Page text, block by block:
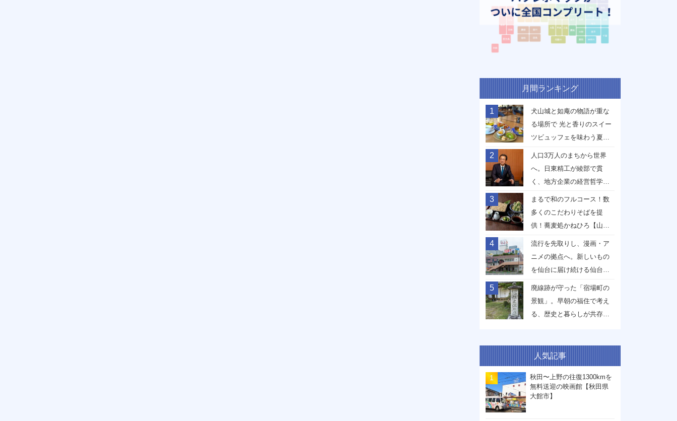
月間ランキング
1
犬山城と如庵の物語が重な
る場所で 光と香りのスイー
ツビュッフェを味わう夏
2
人口3万人のまちから世界
へ。日東精工が綾部で貫
く、地方企業の経営哲学
【京都府綾部市】
3
まるで和のフルコース！数
多くのこだわりそばを提
供！蕎麦処かねひろ【山形
県山形市】
4
流行を先取りし、漫画・ア
ニメの拠点へ。新しいもの
を仙台に届け続ける仙台駅
前イービーンズ【宮城県仙
台市】
5
廃線跡が守った「宿場町の
景観」。早朝の福住で考え
る、歴史と暮らしが共存す
人気記事
秋田〜上野の往復1300kmを
無料送迎の映画館【秋田県
大館市】